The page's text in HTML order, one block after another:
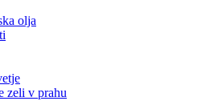
olja
zeli v prahu